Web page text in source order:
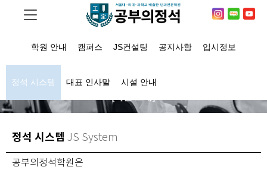
학원 안내 캠퍼스 JS컨설팅 공지사항 입시정보
정석 시스템 대표 인사말 시설 안내
정석 시스템 JS System
공부의정석학원은